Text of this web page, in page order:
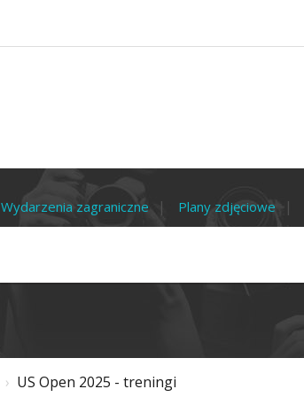
Wydarzenia zagraniczne Plany zdjęciowe
US Open 2025 - treningi